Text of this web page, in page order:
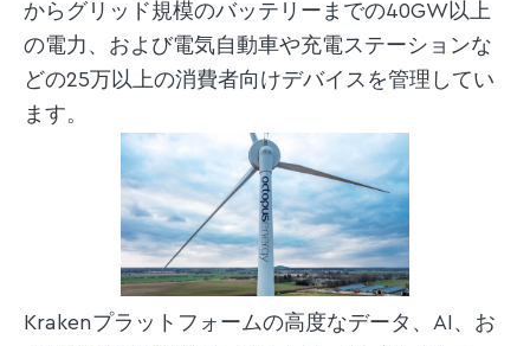
からグリッド規模のバッテリーまでの40GW以上
の電力、および電気自動車や充電ステーションな
どの25万以上の消費者向けデバイスを管理してい
ます。
Krakenプラットフォームの高度なデータ、AI、お